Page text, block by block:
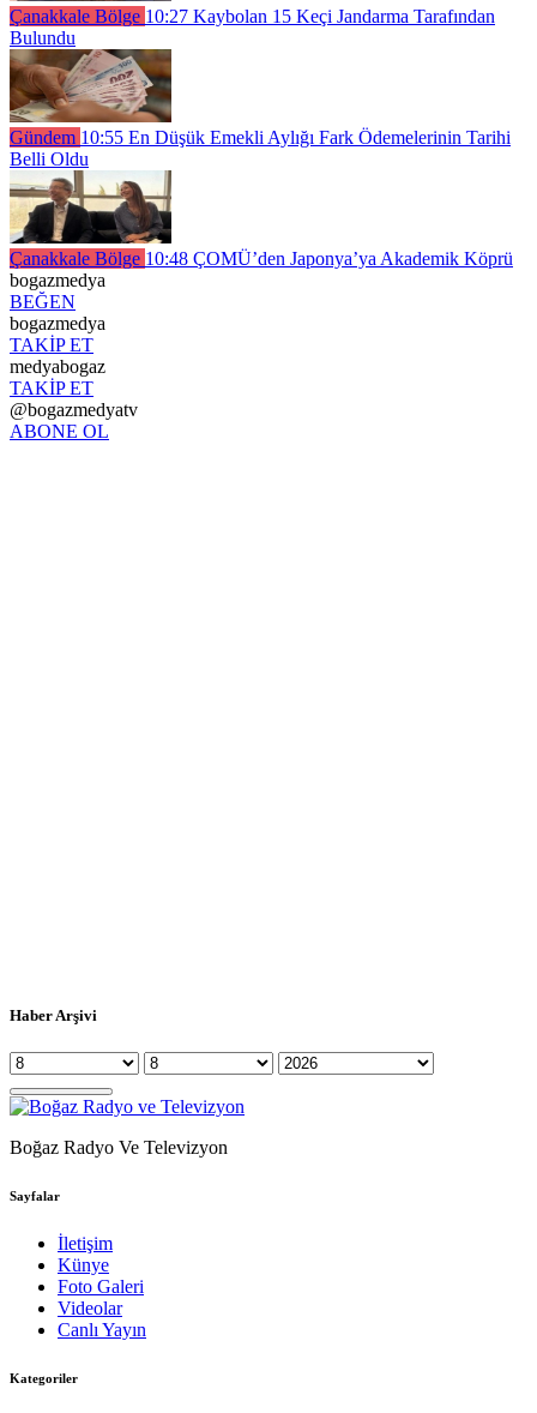
Çanakkale Bölge 10:27 Kaybolan 15 Keçi Jandarma Tarafından
Bulundu
Gündem 10:55 En Düşük Emekli Aylığı Fark Ödemelerinin Tarihi
Belli Oldu
Çanakkale Bölge 10:48 ÇOMÜ’den Japonya’ya Akademik Köprü
bogazmedya
BEĞEN
bogazmedya
TAKİP ET
medyabogaz
TAKİP ET
@bogazmedyatv
ABONE OL
Haber Arşivi
Boğaz Radyo Ve Televizyon
Sayfalar
İletişim
Künye
Foto Galeri
Videolar
Canlı Yayın
Kategoriler